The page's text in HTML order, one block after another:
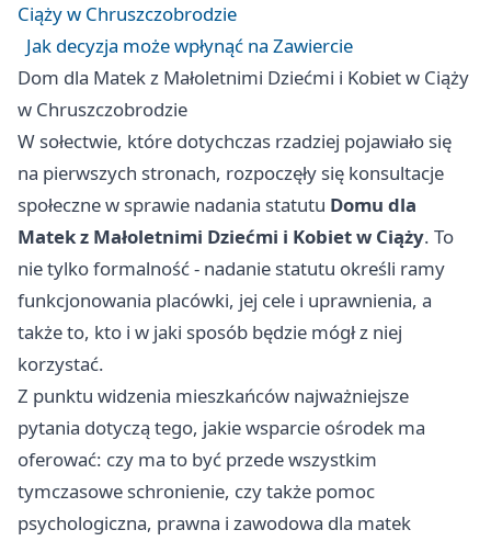
Ciąży w Chruszczobrodzie
Jak decyzja może wpłynąć na Zawiercie
Dom dla Matek z Małoletnimi Dziećmi i Kobiet w Ciąży
w Chruszczobrodzie
W sołectwie, które dotychczas rzadziej pojawiało się
na pierwszych stronach, rozpoczęły się konsultacje
społeczne w sprawie nadania statutu Domu dla
Matek z Małoletnimi Dziećmi i Kobiet w Ciąży. To
nie tylko formalność - nadanie statutu określi ramy
funkcjonowania placówki, jej cele i uprawnienia, a
także to, kto i w jaki sposób będzie mógł z niej
korzystać.
Z punktu widzenia mieszkańców najważniejsze
pytania dotyczą tego, jakie wsparcie ośrodek ma
oferować: czy ma to być przede wszystkim
tymczasowe schronienie, czy także pomoc
psychologiczna, prawna i zawodowa dla matek